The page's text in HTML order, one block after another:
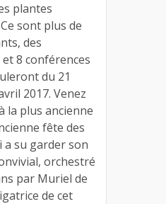
plantes
sont plus de
des
8 conférences
du 21
2017. Venez
la plus ancienne
fête des
a su garder son
orchestré
par Muriel de
de cet